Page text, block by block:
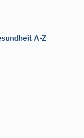
A-Z